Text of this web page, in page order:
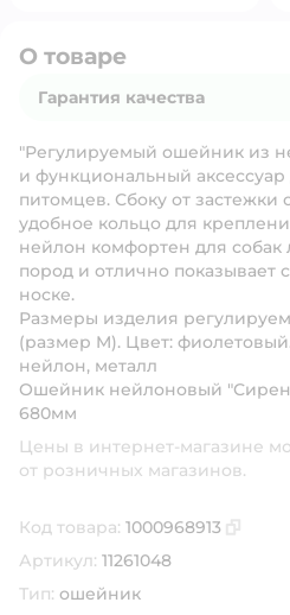
О товаре
Гарантия качества
"Регулируемый ошейник из
и функциональный
питомцев. Сбоку от
удобное кольцо для
нейлон комфортен для
пород и отлично показывает
носке.
Размеры изделия
(размер M). Цвет:
нейлон, металл
Ошейник нейлоновый
680мм
Цены в интернет-магазине
от розничных магазинов.
Код товара: 1000968913
Артикул: 11261048
Тип: ошейник